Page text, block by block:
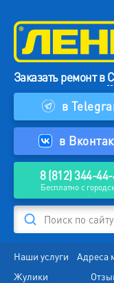
Заказать ремонт в
в
в
8 (812) 344-
Бесплатно с
Поиск по сайту
Наши услуги Адреса
Жулики